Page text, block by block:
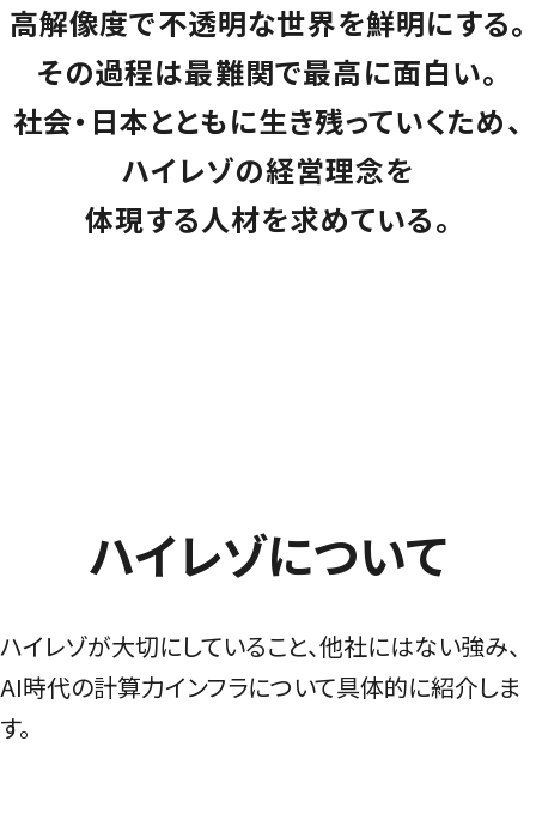
高解像度で不透明な世界を鮮明にする。
その過程は最難関で最高に面白い。
社会・日本とともに生き残っていくため、
ハイレゾの経営理念を
体現する人材を求めている。
ハイレゾについて
ハイレゾが大切にしていること、他社にはない強み、
AI時代の計算力インフラについて具体的に紹介しま
す。